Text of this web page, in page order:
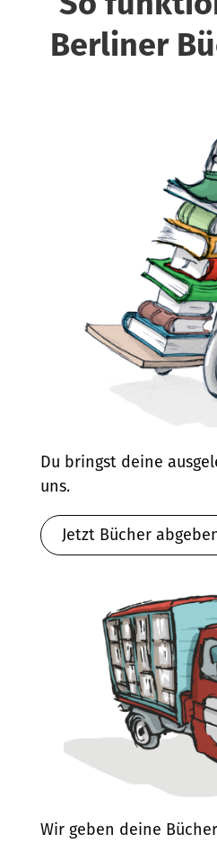
Berliner
Du bringst deine
uns.
Jetzt Bücher
Wir geben deine